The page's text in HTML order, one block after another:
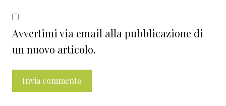
Avvertimi via email alla pubblicazione di
un nuovo articolo.